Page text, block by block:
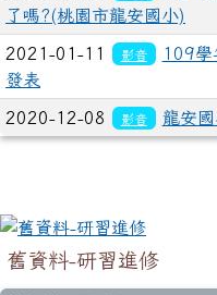
了嗎?(桃園市龍安國小)
2021-01-11 影音
109學
發表
2020-12-08 影音 龍安
舊資料-研習進修